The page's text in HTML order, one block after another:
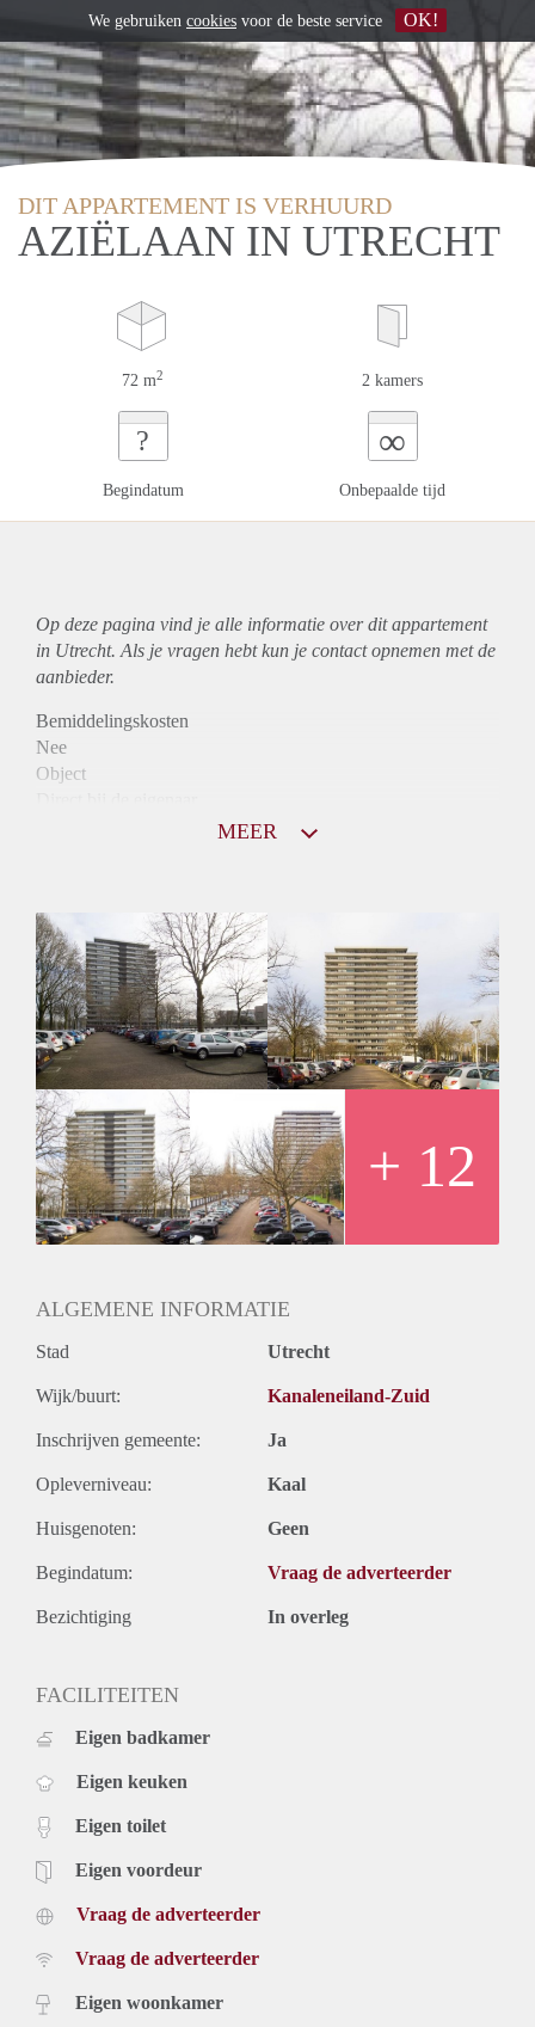
DIT APPARTEMENT IS VERHUURD
AZIËLAAN IN UTRECHT
72 m2 2 kamers
?
Begindatum
∞
Onbepaalde tijd
Op deze pagina vind je alle informatie over ditappartement
in Utrecht. Als je vragen hebt kun je contact opnemen met de
aanbieder.
Bemiddelingskosten
Nee
Object
Huurtoeslag
Niet mogelijk
Inkomen eis
2,2 X Maandhuur Bruto
Huurtermijn
Onbepaalde termijn
Oplevering
Kaal
MEER
+ 12
ALGEMENE INFORMATIE
Stad Utrecht
Wijk/buurt: Kanaleneiland-Zuid
Inschrijven gemeente: Ja
Opleverniveau: Kaal
Huisgenoten: Geen
Begindatum: Vraag de adverteerder
Bezichtiging In overleg
FACILITEITEN
Eigen badkamer
Eigen keuken
Eigen toilet
Eigen voordeur
Vraag de adverteerder
Vraag de adverteerder
Eigen woonkamer
We gebruiken cookies voor de beste service OK!